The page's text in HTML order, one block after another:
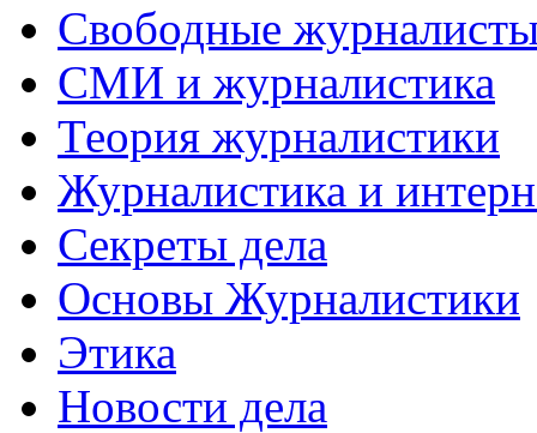
Свободные
СМИ и журналистика
Теория журналистики
Журналистика и
Секреты дела
Основы Журналистики
Этика
Новости дела